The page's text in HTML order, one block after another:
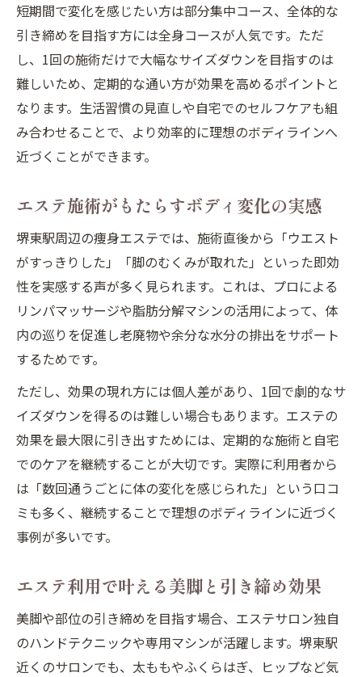
エステの口コミから分かる効果と満足度
エステとジム、選び方に迷う方へのヒント
エステとジムの違いと痩身効果の比較
エステとジムはどちらが痩せるのか徹底分
析
ライフスタイルに合うダイエット選択法
痩身エステならではの強みとは何か
相場を押さえて賢く選びたい痩身エステ事情
エステ料金の相場とコスパの見極め方
痩身エステを予算内で選ぶポイント
エステの料金比較で納得の選択をする
安価なエステで失敗しないコツとは
エステの施術回数と変化の目安を徹底解説
エステで効果を感じるまでの回数目安
痩身エステは何回通えば変化が出るか
エステ利用回数と効果の関係を解説
施術ごとの変化を実感するポイント
回数別で見るエステの効果的な通い方
短期間で変化を感じたい方は部分集中コース、全体的な
引き締めを目指す方には全身コースが人気です。ただ
し、1回の施術だけで大幅なサイズダウンを目指すのは
難しいため、定期的な通い方が効果を高めるポイントと
なります。生活習慣の見直しや自宅でのセルフケアも組
み合わせることで、より効率的に理想のボディラインへ
近づくことができます。
エステ施術がもたらすボディ変化の実感
堺東駅周辺の痩身エステでは、施術直後から「ウエスト
がすっきりした」「脚のむくみが取れた」といった即効
性を実感する声が多く見られます。これは、プロによる
リンパマッサージや脂肪分解マシンの活用によって、体
内の巡りを促進し老廃物や余分な水分の排出をサポート
するためです。
ただし、効果の現れ方には個人差があり、1回で劇的なサ
イズダウンを得るのは難しい場合もあります。エステの
効果を最大限に引き出すためには、定期的な施術と自宅
でのケアを継続することが大切です。実際に利用者から
は「数回通うごとに体の変化を感じられた」という口コ
ミも多く、継続することで理想のボディラインに近づく
事例が多いです。
エステ利用で叶える美脚と引き締め効果
美脚や部位の引き締めを目指す場合、エステサロン独自
のハンドテクニックや専用マシンが活躍します。堺東駅
近くのサロンでも、太ももやふくらはぎ、ヒップなど気